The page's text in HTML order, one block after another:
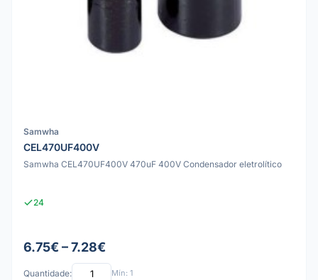
Samwha
CEL470UF400V
Samwha CEL470UF400V 470uF 400V Condensador eletrolítico
24
6.75€ – 7.28€
Quantidade: Mín: 1